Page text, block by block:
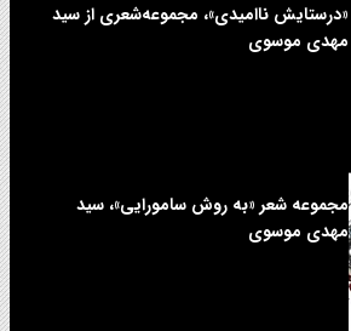
«درستایش ناامیدی»، مجموعه‌شعری از سید
مهدی موسوی
مجموعه شعر «به روش سامورایی»، سید
مهدی موسوی